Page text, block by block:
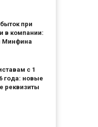
при
в компании:
Минфина
с 1
года: новые
реквизиты